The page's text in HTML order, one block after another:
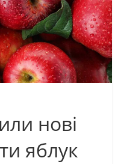
нові
яблук